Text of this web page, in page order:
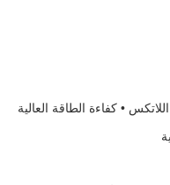
• كفاءة الطاقة العالية